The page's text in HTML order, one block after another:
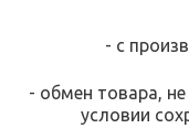
- с
- обмен товара,
условии